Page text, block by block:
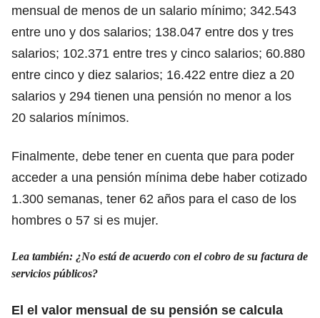
mensual de menos de un salario mínimo; 342.543
entre uno y dos salarios; 138.047 entre dos y tres
salarios; 102.371 entre tres y cinco salarios; 60.880
entre cinco y diez salarios; 16.422 entre diez a 20
salarios y 294 tienen una pensión no menor a los
20 salarios mínimos.
Finalmente, debe tener en cuenta que para poder
acceder a una pensión mínima debe haber cotizado
1.300 semanas, tener 62 años para el caso de los
hombres o 57 si es mujer.
Lea también: ¿No está de acuerdo con el cobro de su factura de
servicios públicos?
El el valor mensual de su pensión se calcula